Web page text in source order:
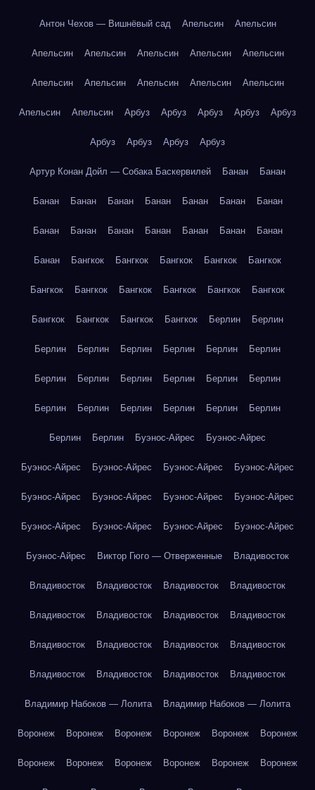
Антон Чехов — Вишнёвый сад Апельсин Апельсин
Апельсин Апельсин Апельсин Апельсин Апельсин
Апельсин Апельсин Апельсин Апельсин Апельсин
Апельсин Апельсин Арбуз Арбуз Арбуз Арбуз Арбуз
Арбуз Арбуз Арбуз Арбуз
Артур Конан Дойл — Собака Баскервилей Банан Банан
Банан Банан Банан Банан Банан Банан Банан
Банан Банан Банан Банан Банан Банан Банан
Банан Бангкок Бангкок Бангкок Бангкок Бангкок
Бангкок Бангкок Бангкок Бангкок Бангкок Бангкок
Бангкок Бангкок Бангкок Бангкок Берлин Берлин
Берлин Берлин Берлин Берлин Берлин Берлин
Берлин Берлин Берлин Берлин Берлин Берлин
Берлин Берлин Берлин Берлин Берлин Берлин
Берлин Берлин Буэнос-Айрес Буэнос-Айрес
Буэнос-Айрес Буэнос-Айрес Буэнос-Айрес Буэнос-Айрес
Буэнос-Айрес Буэнос-Айрес Буэнос-Айрес Буэнос-Айрес
Буэнос-Айрес Буэнос-Айрес Буэнос-Айрес Буэнос-Айрес
Буэнос-Айрес Виктор Гюго — Отверженные Владивосток
Владивосток Владивосток Владивосток Владивосток
Владивосток Владивосток Владивосток Владивосток
Владивосток Владивосток Владивосток Владивосток
Владивосток Владивосток Владивосток Владивосток
Владимир Набоков — Лолита Владимир Набоков — Лолита
Воронеж Воронеж Воронеж Воронеж Воронеж Воронеж
Воронеж Воронеж Воронеж Воронеж Воронеж Воронеж